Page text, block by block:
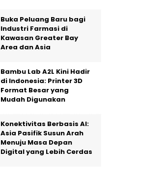
Buka Peluang Baru bagi
Industri Farmasi di
Kawasan Greater Bay
Area dan Asia
Bambu Lab A2L Kini Hadir
di Indonesia: Printer 3D
Format Besar yang
Mudah Digunakan
Konektivitas Berbasis AI:
Asia Pasifik Susun Arah
Menuju Masa Depan
Digital yang Lebih Cerdas